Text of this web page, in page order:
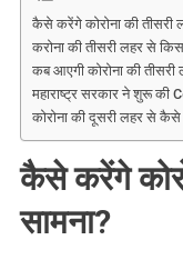
कैसे करेंगे कोरोना की तीसरी
करोना की तीसरी लहर से
कब आएगी कोरोना की
महाराष्ट्र सरकार ने शुरू की
कोरोना की दूसरी लहर से
कैसे करेंगे
सामना?